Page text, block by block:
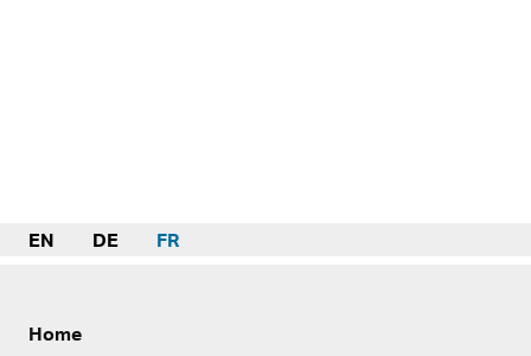
EN DE FR
Home